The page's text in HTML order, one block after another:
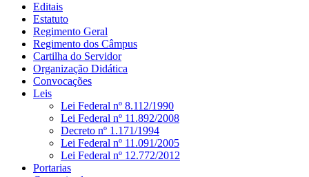
Editais
Estatuto
Regimento Geral
Regimento dos Câmpus
Cartilha do Servidor
Organização Didática
Convocações
Leis
Lei Federal nº 8.112/1990
Lei Federal nº 11.892/2008
Decreto nº 1.171/1994
Lei Federal nº 11.091/2005
Lei Federal nº 12.772/2012
Portarias